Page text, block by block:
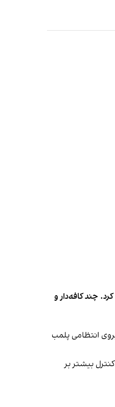
چند کافه‌‌دار و
مهر و انتشار ویدیوهای آن، به‌دست نیروی انتظامی پلمب
بیشتر بر